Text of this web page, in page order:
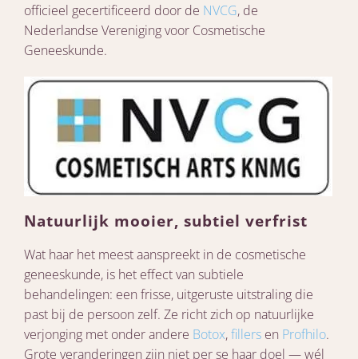
officieel gecertificeerd door de NVCG, de
Nederlandse Vereniging voor Cosmetische
Geneeskunde.
Natuurlijk mooier, subtiel verfrist
Wat haar het meest aanspreekt in de cosmetische
geneeskunde, is het effect van subtiele
behandelingen: een frisse, uitgeruste uitstraling die
past bij de persoon zelf. Ze richt zich op natuurlijke
verjonging met onder andere Botox,fillers en Profhilo.
Grote veranderingen zijn niet per se haar doel — wél